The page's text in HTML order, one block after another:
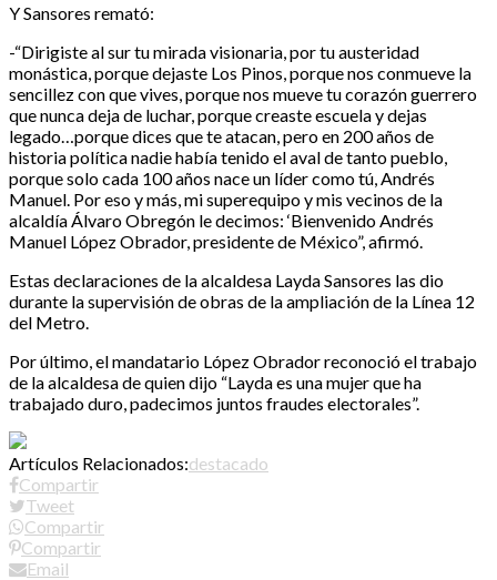
Y Sansores remató:
-“Dirigiste al sur tu mirada visionaria, por tu austeridad
monástica, porque dejaste Los Pinos, porque nos conmueve la
sencillez con que vives, porque nos mueve tu corazón guerrero
que nunca deja de luchar, porque creaste escuela y dejas
legado…porque dices que te atacan, pero en 200 años de
historia política nadie había tenido el aval de tanto pueblo,
porque solo cada 100 años nace un líder como tú, Andrés
Manuel. Por eso y más, mi superequipo y mis vecinos de la
alcaldía Álvaro Obregón le decimos: ‘Bienvenido Andrés
Manuel López Obrador, presidente de México”, afirmó.
Estas declaraciones de la alcaldesa Layda Sansores las dio
durante la supervisión de obras de la ampliación de la Línea 12
del Metro.
Por último, el mandatario López Obrador reconoció el trabajo
de la alcaldesa de quien dijo “Layda es una mujer que ha
trabajado duro, padecimos juntos fraudes electorales”.
Artículos Relacionados:destacado
Compartir
Tweet
Compartir
Compartir
Email